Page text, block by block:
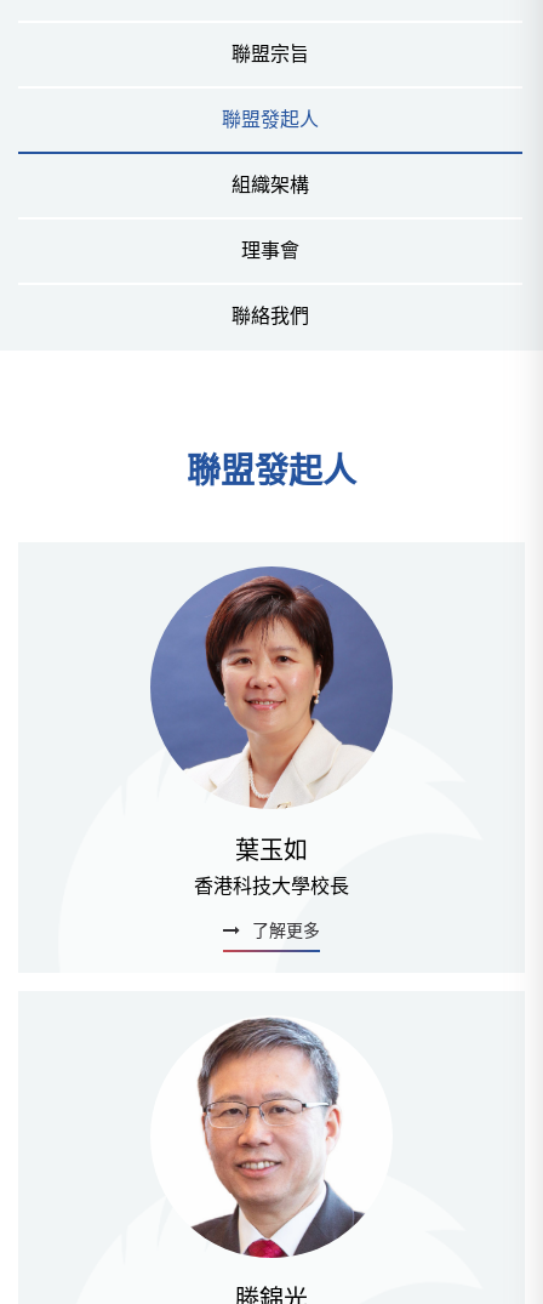
聯盟宗旨
聯盟發起⼈
組織架構
理事會
聯絡我們
聯盟發起⼈
葉玉如
香港科技大學校長
了解更多
滕錦光